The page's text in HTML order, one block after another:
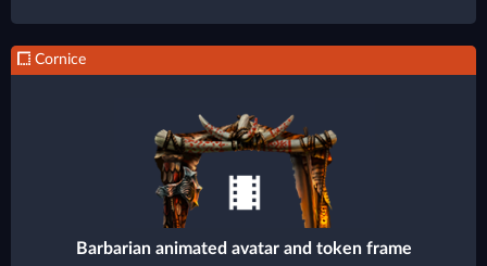
Cornice
Barbarian animated avatar and token frame